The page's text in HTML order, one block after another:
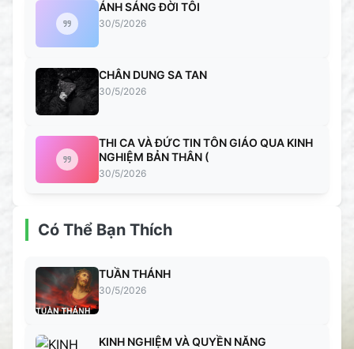
ÁNH SÁNG ĐỜI TÔI
30/5/2026
CHÂN DUNG SA TAN
30/5/2026
THI CA VÀ ĐỨC TIN TÔN GIÁO QUA KINH
NGHIỆM BẢN THÂN (
30/5/2026
Có Thể Bạn Thích
TUẦN THÁNH
30/5/2026
KINH NGHIỆM VÀ QUYỀN NĂNG